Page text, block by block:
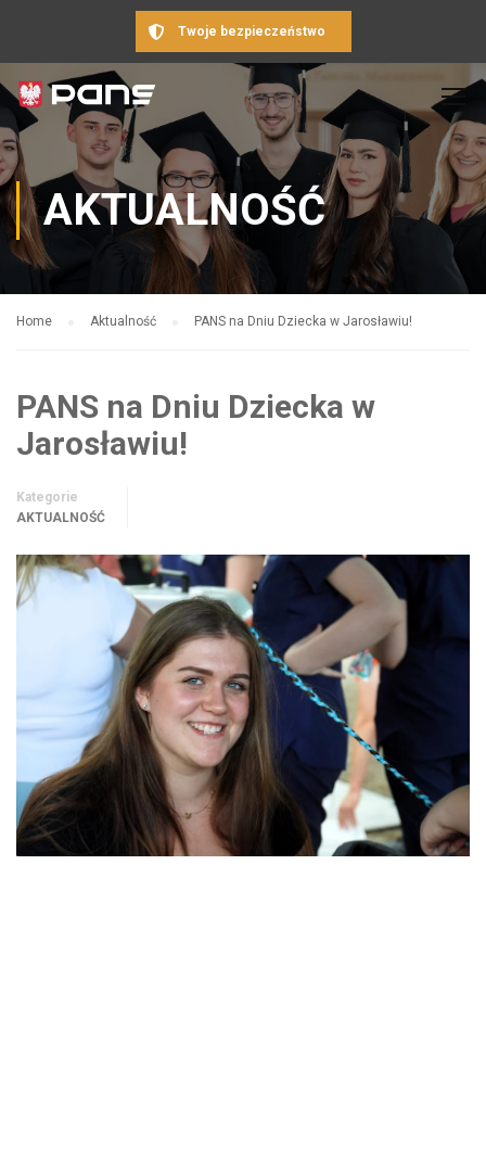
Twoje bezpieczeństwo
AKTUALNOŚĆ
Home Aktualność PANS na Dniu Dziecka w Jarosławiu!
PANS na Dniu Dziecka w
Jarosławiu!
Kategorie
AKTUALNOŚĆ